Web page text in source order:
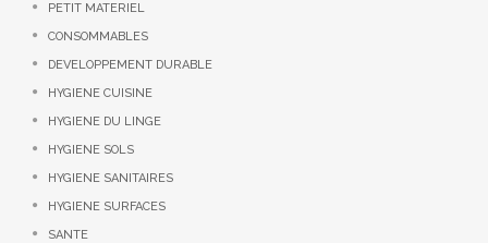
PETIT MATERIEL
CONSOMMABLES
DEVELOPPEMENT DURABLE
HYGIENE CUISINE
HYGIENE DU LINGE
HYGIENE SOLS
HYGIENE SANITAIRES
HYGIENE SURFACES
SANTE